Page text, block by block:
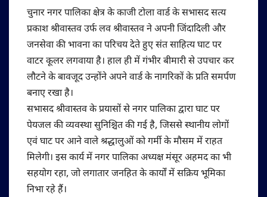
चुनार नगर पालिका क्षेत्र के काजी टोला वार्ड के सभासद सत्य
प्रकाश श्रीवास्तव उर्फ लव श्रीवास्तव ने अपनी जिंदादिली और
जनसेवा की भावना का परिचय देते हुए संत साहित्य घाट पर
वाटर कूलर लगवाया है। हाल ही में गंभीर बीमारी से उपचार कर
लौटने के बावजूद उन्होंने अपने वार्ड के नागरिकों के प्रति समर्पण
बनाए रखा है।
सभासद श्रीवास्तव के प्रयासों से नगर पालिका द्वारा घाट पर
पेयजल की व्यवस्था सुनिश्चित की गई है, जिससे स्थानीय लोगों
एवं घाट पर आने वाले श्रद्धालुओं को गर्मी के मौसम में राहत
मिलेगी। इस कार्य में नगर पालिका अध्यक्ष मंसूर अहमद का भी
सहयोग रहा, जो लगातार जनहित के कार्यों में सक्रिय भूमिका
निभा रहे हैं।